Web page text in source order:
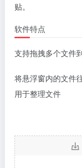
贴。
软件特点
支持拖拽多个文件
将悬浮窗内的文件
用于整理文件